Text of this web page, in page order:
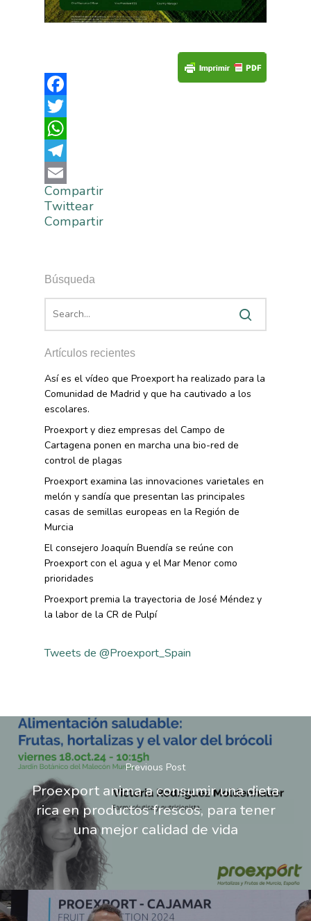
Facebook
Twitter
WhatsApp
Telegram
Email
Compartir
Twittear
Compartir
Búsqueda
Artículos recientes
Así es el vídeo que Proexport ha realizado para la
Comunidad de Madrid y que ha cautivado a los
escolares.
Proexport y diez empresas del Campo de
Cartagena ponen en marcha una bio-red de
control de plagas
Proexport examina las innovaciones varietales en
melón y sandía que presentan las principales
casas de semillas europeas en la Región de
Murcia
El consejero Joaquín Buendía se reúne con
Proexport con el agua y el Mar Menor como
prioridades
Proexport premia la trayectoria de José Méndez y
la labor de la CR de Pulpí
Tweets de @Proexport_Spain
Previous Post
Proexport anima a consumir una dieta
rica en productos frescos, para tener
una mejor calidad de vida